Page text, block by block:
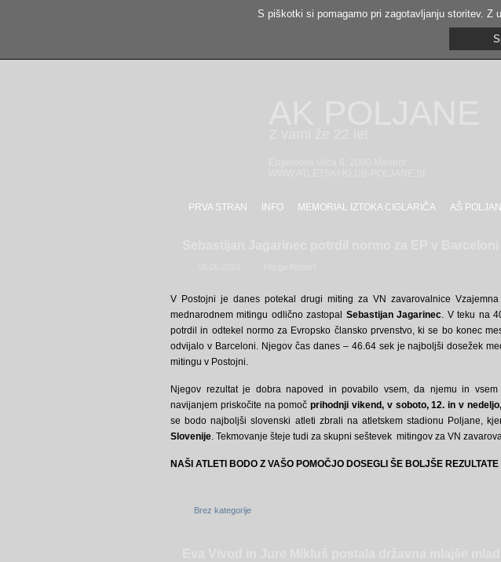
S piškotki si pomagamo pri zagotavljanju storitev. Z
PRVA STRAN INFO MEMORIAL IZTOKA CIGLARIČA AŠ
V Postojni je danes potekal drugi miting za VN zavarovalnice
mednarodnem mitingu odlično zastopal Sebastijan Jagarinec. V teku na
potrdil in odtekel normo za Evropsko člansko prvenstvo, ki se bo konec
odvijalo v Barceloni. Njegov čas danes – 46.64 sek je najboljši dosežek
mitingu v Postojni.
Njegov rezultat je dobra napoved in povabilo vsem, da njemu in
navijanjem priskočite na pomoč prihodnji vikend, v soboto, 12. in v
se bodo najboljši slovenski atleti zbrali na atletskem stadionu Poljane,
Slovenije. Tekmovanje šteje tudi za skupni seštevek mitingov za VN
NAŠI ATLETI BODO Z VAŠO POMOČJO DOSEGLI ŠE BOLJŠE REZULTATE
Brez kategorije